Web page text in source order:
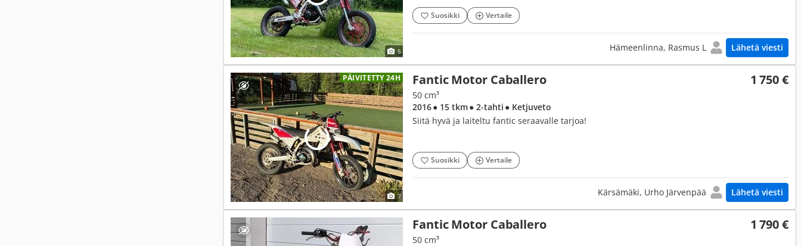
5
Suosikki Vertaile
Hämeenlinna, Rasmus L Lähetä viesti
PÄIVITETTY 24H
7
Fantic Motor Caballero 1 750 €
50 cm³
2016● 15 tkm● 2-tahti ● Ketjuveto
Siitä hyvä ja laiteltu fantic seraavalle tarjoa!
Suosikki Vertaile
Kärsämäki, Urho Järvenpää Lähetä viesti
Fantic Motor Caballero 1 790 €
50 cm³